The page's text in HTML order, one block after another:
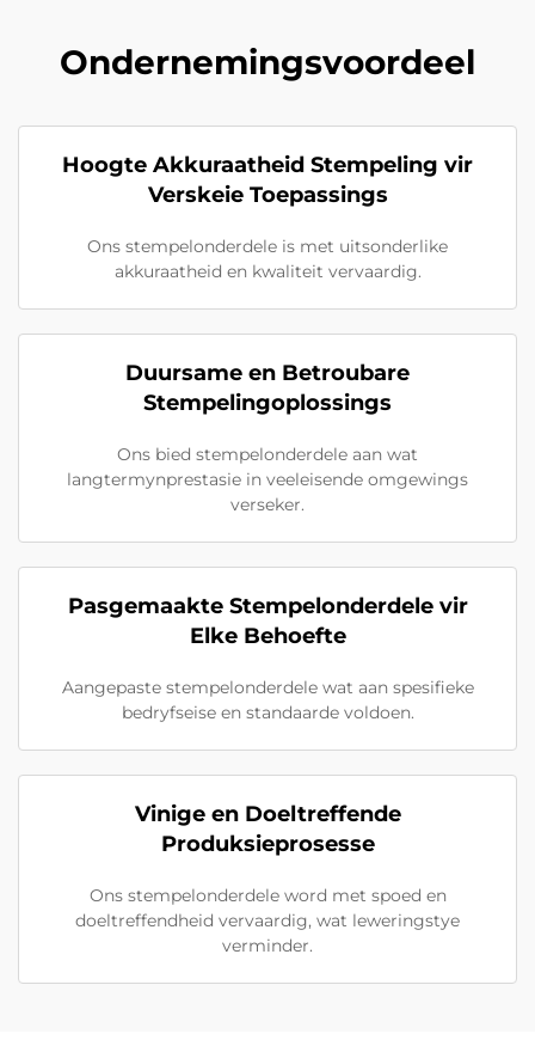
Ondernemingsvoordeel
Hoogte Akkuraatheid Stempeling vir
Verskeie Toepassings
Ons stempelonderdele is met uitsonderlike
akkuraatheid en kwaliteit vervaardig.
Duursame en Betroubare
Stempelingoplossings
Ons bied stempelonderdele aan wat
langtermynprestasie in veeleisende omgewings
verseker.
Pasgemaakte Stempelonderdele vir
Elke Behoefte
Aangepaste stempelonderdele wat aan spesifieke
bedryfseise en standaarde voldoen.
Vinige en Doeltreffende
Produksieprosesse
Ons stempelonderdele word met spoed en
doeltreffendheid vervaardig, wat leweringstye
verminder.